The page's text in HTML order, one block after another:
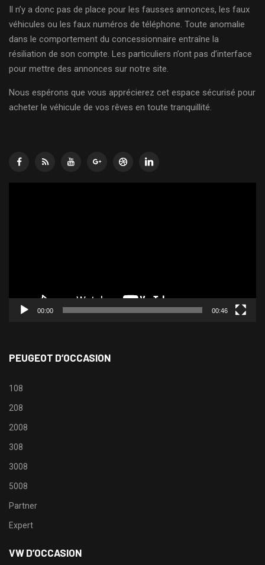
Il n’y a donc pas de place pour les fausses annonces, les faux
véhicules ou les faux numéros de téléphone. Toute anomalie
dans le comportement du concessionnaire entraîne la
résiliation de son compte. Les particuliers n’ont pas d’interface
pour mettre des annonces sur notre site.
Nous espérons que vous apprécierez cet espace sécurisé pour
acheter le véhicule de vos rêves en toute tranquillité.
00:00 00:46
PEUGEOT D’OCCASION
108
208
2008
308
3008
5008
Partner
Expert
VW D’OCCASION